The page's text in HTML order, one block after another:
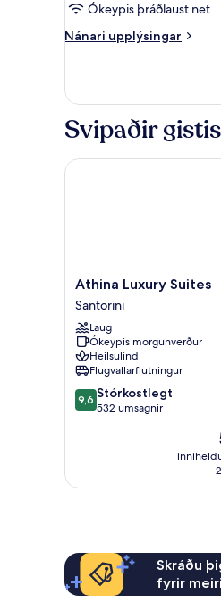
Ókeypis þráðlaust net
Nánari upplýsingar
Nánari
Svipaðir
Athina
Luxury
Suites
Santorini
Athina Luxury Suites
Santorini
Laug
Ókeypis morgunverður
Heilsulind
Flugvallarflutningur
9.6
af
9,6 Stórkostlegt
532 umsagnir
Athina Luxury Suites
Skráðu
fyrir